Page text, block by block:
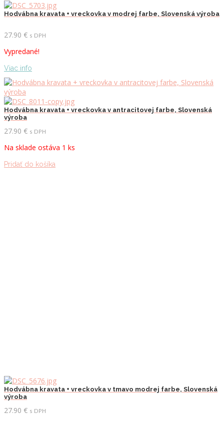
Hodvábna kravata + vreckovka v modrej farbe, Slovenská výroba
27.90 € s DPH
Vypredané!
Viac info
Hodvábna kravata + vreckovka v antracitovej farbe, Slovenská
výroba
27.90 € s DPH
Na sklade ostáva 1 ks
Pridať do košíka
Hodvábna kravata + vreckovka v tmavo modrej farbe, Slovenská
výroba
27.90 € s DPH